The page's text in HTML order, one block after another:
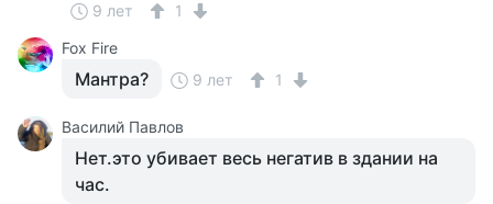
9 лет
1
Fox Fire
Мантра? 9 лет 1
Василий Павлов
Нет.это убивает весь негатив в здании на
час.